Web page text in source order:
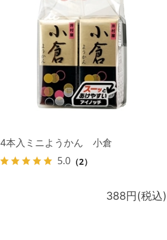
4本入ミニようかん 小倉
5.0 （2）
388円(税込)